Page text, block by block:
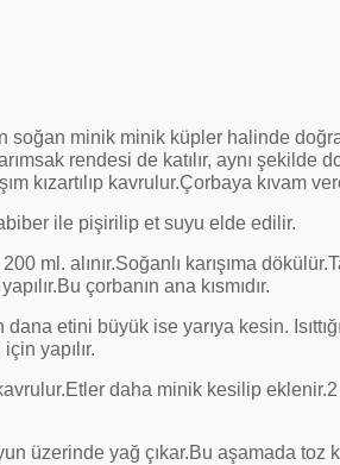
minik minik küpler halinde
rendesi de katılır, aynı şekilde
kızartılıp kavrulur.Çorbaya kıvam
ile pişirilip et suyu elde edilir.
ml. alınır.Soğanlı karışıma
çorbanın ana kısmıdır.
etini büyük ise yarıya kesin.
yapılır.
daha minik kesilip
üzerinde yağ çıkar.Bu aşamada toz